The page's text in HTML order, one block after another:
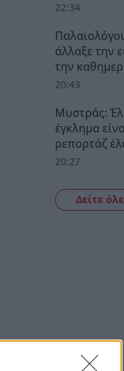
22:34
άλλαξε την
την
20:43
Μυστράς:
έγκλημα
ρεπορτάζ
20:27
Δείτε